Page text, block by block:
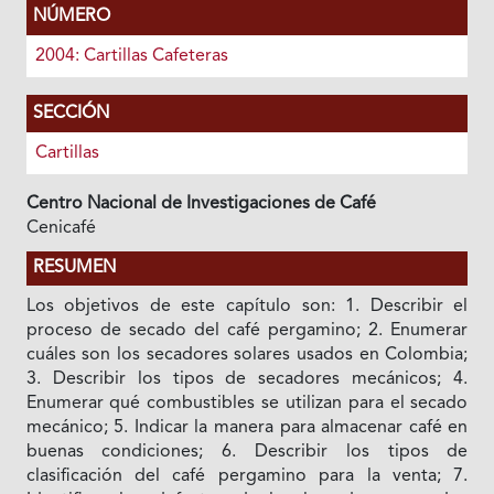
NÚMERO
2004: Cartillas Cafeteras
SECCIÓN
Cartillas
Centro Nacional de Investigaciones de Café
Cenicafé
RESUMEN
Los objetivos de este capítulo son: 1. Describir el
proceso de secado del café pergamino; 2. Enumerar
cuáles son los secadores solares usados en Colombia;
3. Describir los tipos de secadores mecánicos; 4.
Enumerar qué combustibles se utilizan para el secado
mecánico; 5. Indicar la manera para almacenar café en
buenas condiciones; 6. Describir los tipos de
clasificación del café pergamino para la venta; 7.